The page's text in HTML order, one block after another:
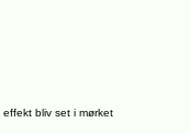
bliv set i mørket